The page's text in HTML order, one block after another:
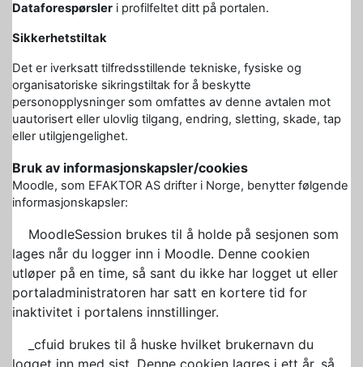
Dataforespørsler i profilfeltet ditt på portalen.
Sikkerhetstiltak
Det er iverksatt tilfredsstillende tekniske, fysiske og
organisatoriske sikringstiltak for å beskytte
personopplysninger som omfattes av denne avtalen mot
uautorisert eller ulovlig tilgang, endring, sletting, skade, tap
eller utilgjengelighet.
Bruk av informasjonskapsler/cookies
Moodle, som EFAKTOR AS drifter i Norge, benytter følgende
informasjonskapsler:
MoodleSession brukes til å holde på sesjonen som
lages når du logger inn i Moodle. Denne cookien
utløper på en time, så sant du ikke har logget ut eller
portaladministratoren har satt en kortere tid for
inaktivitet i portalens innstillinger.
_cfuid brukes til å huske hvilket brukernavn du
logget inn med sist. Denne cookien lagres i ett år, så